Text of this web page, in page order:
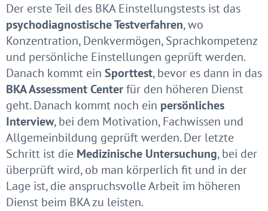
Der erste Teil des BKA Einstellungstests ist das
psychodiagnostische Testverfahren, wo
Konzentration, Denkvermögen, Sprachkompetenz
und persönliche Einstellungen geprüft werden.
Danach kommt ein Sporttest, bevor es dann in das
BKA Assessment Centerfür den höheren Dienst
geht.Danach kommt noch ein persönliches
Interview, bei dem Motivation, Fachwissen und
Allgemeinbildung geprüft werden. Der letzte
Schritt ist die Medizinische Untersuchung, bei der
überprüft wird, ob man körperlich fit und in der
Lage ist, die anspruchsvolle Arbeit im höheren
Dienst beim BKA zu leisten.